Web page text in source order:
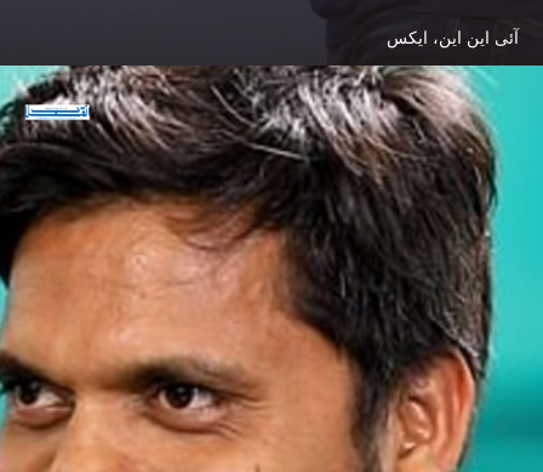
آئی این این، ایکس